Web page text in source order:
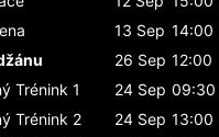
13 Sep 14:00
26 Sep 12:00
Trénink 1 24 Sep 09:30
Trénink 2 24 Sep 13:00